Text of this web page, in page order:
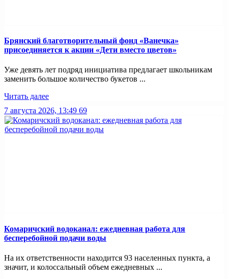
Брянский благотворительный фонд «Ванечка»
присоединяется к акции «Дети вместо цветов»
Уже девять лет подряд инициатива предлагает школьникам
заменить большое количество букетов ...
Читать далее
7 августа 2026, 13:49 69
Комаричский водоканал: ежедневная работа для
бесперебойной подачи воды
На их ответственности находится 93 населенных пункта, а
значит, и колоссальный объем ежедневных ...